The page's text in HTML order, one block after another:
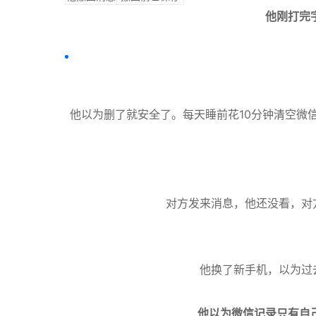
他刚打完
他以为删了就安全了。每天睡前花10分钟清空
对方发来消息，他还没看，
他换了新手机，以为
他以为微信记录只有